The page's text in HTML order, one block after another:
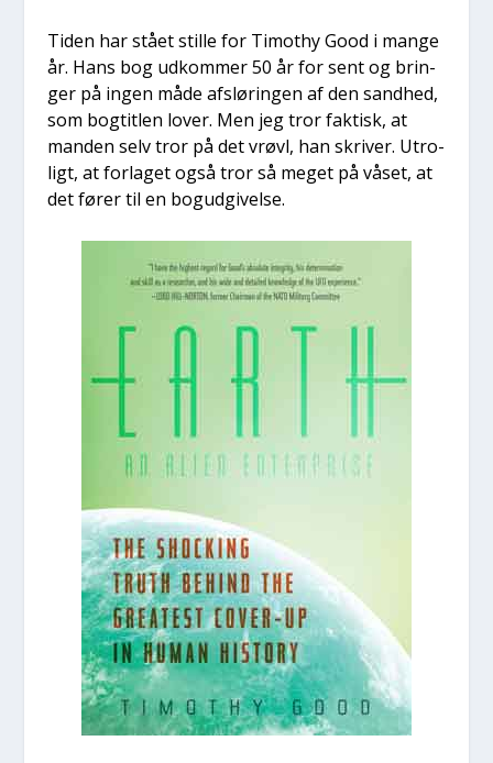
Tiden har stå­et stil­le for Timo­t­hy Good i man­ge
år. Hans bog udkom­mer 50 år for sent og brin­
ger på ingen måde afslø­rin­gen af den sand­hed,
som bog­tit­len lover. Men jeg tror fak­tisk, at
man­den selv tror på det vrøvl, han skri­ver. Utro­
ligt, at for­la­get også tror så meget på våset, at
det fører til en bog­ud­gi­vel­se.